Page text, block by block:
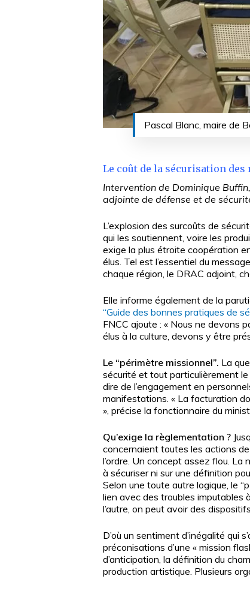
Pascal Blanc, maire de
Le coût de la sécurisation
Intervention de Dominique
adjointe de défense et de
L’explosion des surcoûts de
qui les soutiennent, voire les
exige la plus étroite coopération
élus. Tel est l’essentiel du
chaque région, le DRAC adjoint,
Elle informe également de la
“Guide des bonnes pratiques de
FNCC ajoute : « Nous ne devons
élus à la culture, devons y être
Le “périmètre missionnel”. La
sécurité et tout particulièrement le
dire de l’engagement en
manifestations. « La facturation
», précise la fonctionnaire du
Qu’exige la règlementation ?
concernaient toutes les actions
l’ordre. Un concept assez flou. La
à sécuriser ni sur une définition
Selon une toute autre logique, le
lien avec des troubles imputables
l’autre, on peut avoir des
D’où un sentiment d’inégalité qui
préconisations d’une « mission
d’anticipation, la définition du
production artistique. Plusieurs